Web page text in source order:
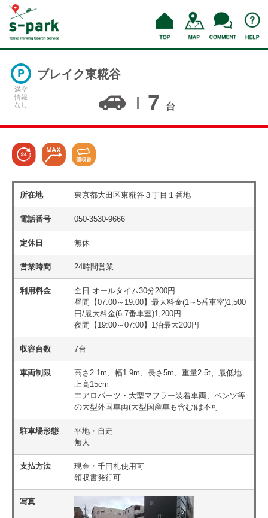
満空
情報
なし
ブレイク東糀谷
7 台
所在地 東京都大田区東糀谷３丁目１番地
電話番号 050-3530-9666
定休日 無休
営業時間 24時間営業
利用料金
全日 オールタイム30分200円
昼間【07:00～19:00】最大料金(1～5番車室)1,500
円/最大料金(6.7番車室)1,200円
夜間【19:00～07:00】1泊最大200円
収容台数 7台
車両制限
高さ2.1m、幅1.9m、長さ5m、重量2.5t、最低地
上高15cm
エアロパーツ・大型マフラー装着車両、ベンツ等
の大型外国車両(大型国産車も含む)は不可
駐車場形態
平地・自走
無人
支払方法
現金・千円札使用可
領収書発行可
写真